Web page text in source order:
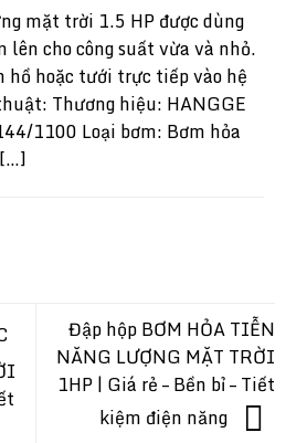
mặt trời 1.5 HP được dùng
lên cho công suất vừa và nhỏ.
hoặc tưới trực tiếp vào hệ
Thương hiệu: HANGGE
1100 Loại bơm: Bơm hỏa
Đập hộp BƠM HỎA TIỄN
NĂNG LƯỢNG MẶT TRỜI
1HP | Giá rẻ – Bền bỉ – Tiết
kiệm điện năng